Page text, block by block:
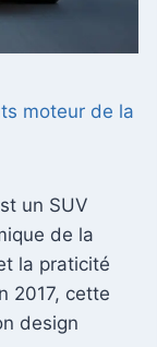
moteur de la
un SUV
de la
la praticité
2017, cette
design